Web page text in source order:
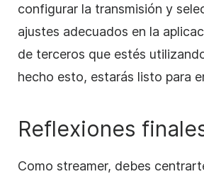
configurar la transmisión y
ajustes adecuados en la
de terceros que estés
hecho esto, estarás listo para
Reflexiones
Como streamer, debes